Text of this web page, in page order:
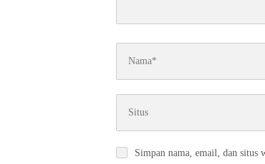
Simpan nama, email, dan situs